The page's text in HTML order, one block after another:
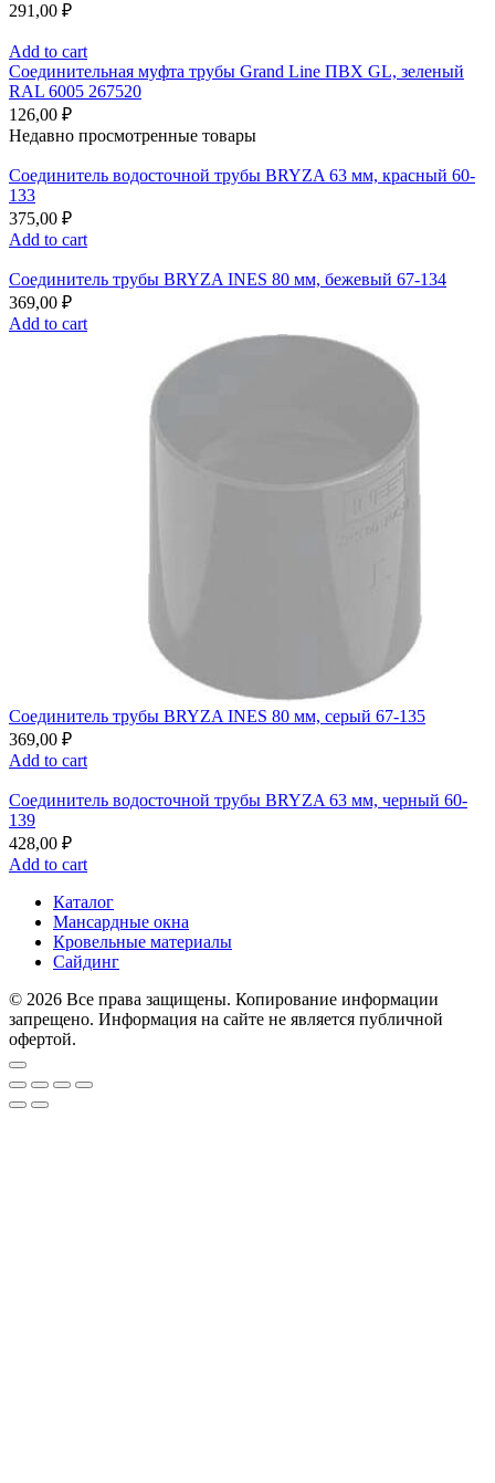
291,00 ₽
Add to cart
Соединительная муфта трубы Grand Line ПВХ GL, зеленый
RAL 6005 267520
126,00 ₽
Недавно просмотренные товары
Соединитель водосточной трубы BRYZA 63 мм, краcный 60-
133
375,00 ₽
Add to cart
Соединитель трубы BRYZA INES 80 мм, бежевый 67-134
369,00 ₽
Add to cart
Соединитель трубы BRYZA INES 80 мм, серый 67-135
369,00 ₽
Add to cart
Соединитель водосточной трубы BRYZA 63 мм, черный 60-
139
428,00 ₽
Add to cart
Каталог
Мансардные окна
Кровельные материалы
Сайдинг
© 2026 Все права защищены. Копирование информации
запрещено. Информация на сайте не является публичной
офертой.